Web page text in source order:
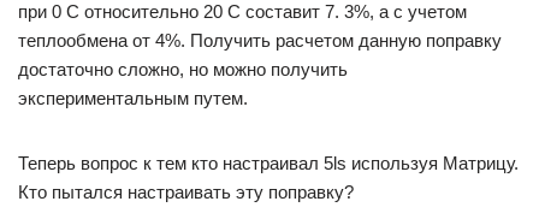
при 0 С относительно 20 С составит 7. 3%, а с учетом
теплообмена от 4%. Получить расчетом данную поправку
достаточно сложно, но можно получить
экспериментальным путем.
Теперь вопрос к тем кто настраивал 5ls используя Матрицу.
Кто пытался настраивать эту поправку?